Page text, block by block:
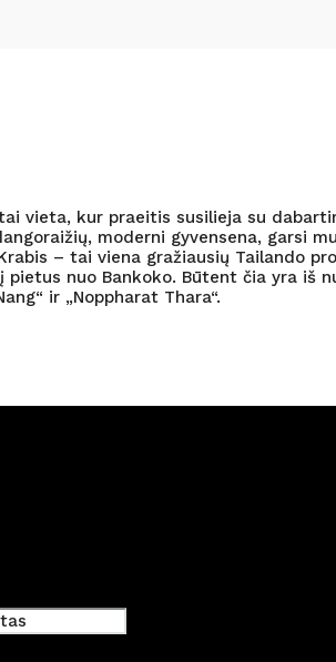
vieta, kur praeitis susilieja su
moderni gyvensena, garsi
– tai viena gražiausių Tailando
nuo Bankoko. Būtent čia yra iš
ir „Noppharat Thara“.